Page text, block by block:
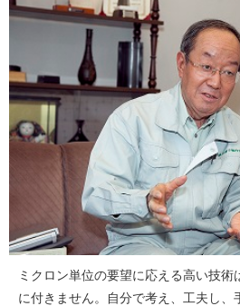
ミクロン単位の要望に応える高い技
に付きません。自分で考え、工夫し、